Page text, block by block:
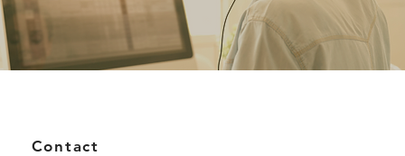
Contact